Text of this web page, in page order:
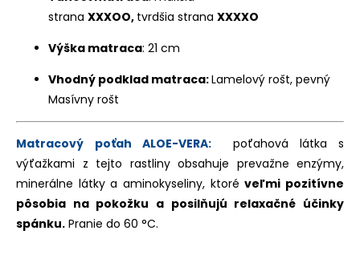
strana XXXOO, tvrdšia strana XXXXO
Výška matraca: 21 cm
Vhodný podklad matraca:Lamelový rošt, pevný
Masívny rošt
Matracový poťah ALOE-VERA:
poťahová látka s
výťažkami z tejto rastliny obsahuje prevažne enzýmy,
minerálne látky a aminokyseliny, ktoréveľmi pozitívne
pôsobia na pokožku a posilňujú relaxačné účinky
spánku. Pranie do 60 °C.